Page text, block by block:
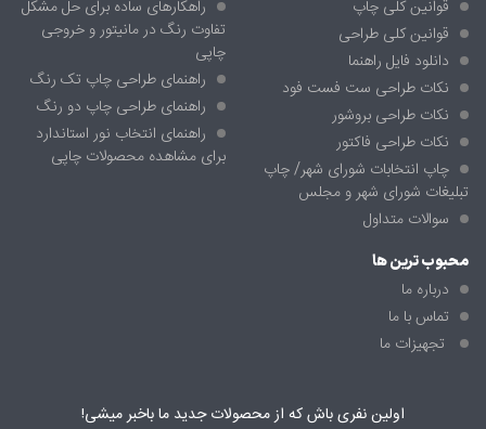
قوانین کلی چاپ
قوانین کلی طراحی
دانلود فایل راهنما
نکات طراحی ست فست فود
نکات طراحی بروشور
نکات طراحی فاکتور
چاپ انتخابات شورای شهر/ چاپ
تبلیغات شورای شهر و مجلس
سوالات متداول
راهکارهای ساده برای حل مشکل
تفاوت رنگ در مانیتور و خروجی
چاپی
راهنمای طراحی چاپ تک رنگ
راهنمای طراحی چاپ دو رنگ
راهنمای انتخاب نور استاندارد
برای مشاهده محصولات چاپی
محبوب ترین ها
درباره ما
تماس با ما
تجهیزات ما
اولین نفری باش که از محصولات جدید ما باخبر میشی!